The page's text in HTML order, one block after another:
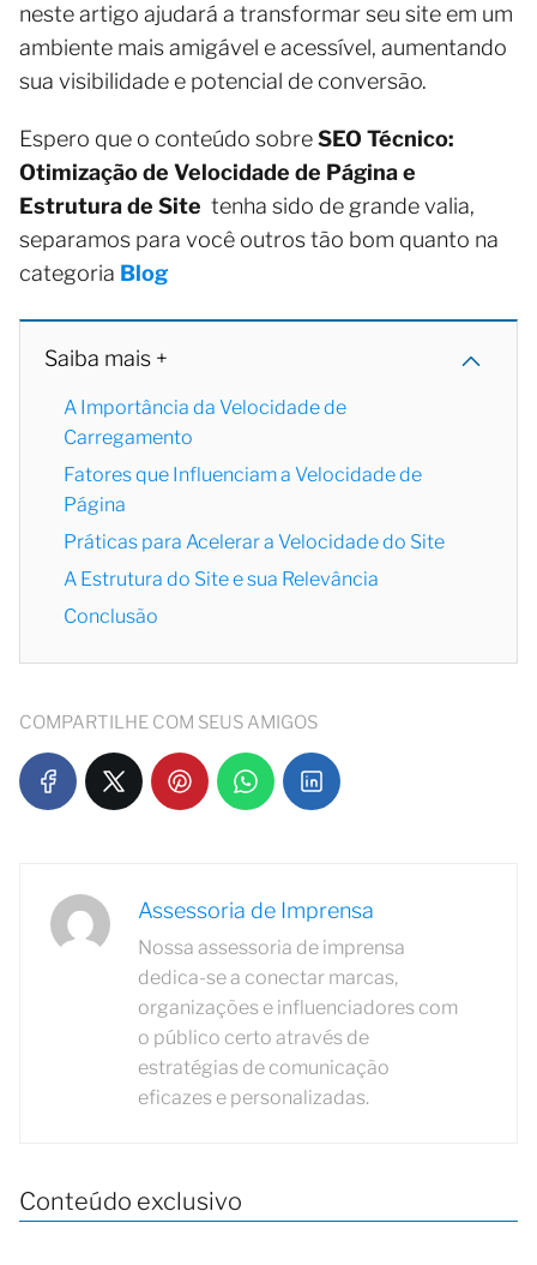
neste artigo ajudará a transformar seu site em um
ambiente mais amigável e acessível, aumentando
sua visibilidade e potencial de conversão.
Espero que o conteúdo sobreSEO Técnico:
Otimização de Velocidade de Página e
Estrutura de Site tenha sido de grande valia,
separamos para você outros tão bom quanto na
categoria Blog
Saiba mais +
A Importância da Velocidade de
Carregamento
Fatores que Influenciam a Velocidade de
Página
Práticas para Acelerar a Velocidade do Site
A Estrutura do Site e sua Relevância
Conclusão
COMPARTILHE COM SEUS AMIGOS
Assessoria de Imprensa
Nossa assessoria de imprensa
dedica-se a conectar marcas,
organizações e influenciadores com
o público certo através de
estratégias de comunicação
eficazes e personalizadas.
Conteúdo exclusivo